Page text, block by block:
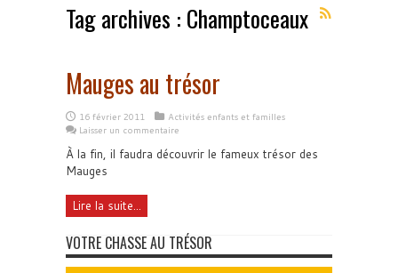
Tag archives : Champtoceaux
Mauges au trésor
16 février 2011
Activités enfants et familles
Laisser un commentaire
À la fin, il faudra découvrir le fameux trésor des
Mauges
Lire la suite...
VOTRE CHASSE AU TRÉSOR